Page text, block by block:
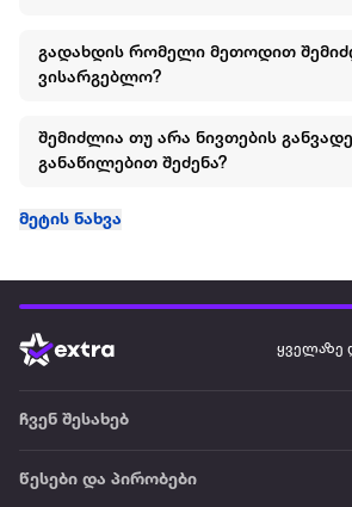
გადახდის რომელი მეთოდით
ვისარგებლო?
შემიძლია თუ არა ნივთების
განაწილებით შეძენა?
მეტის ნახვა
ყველაზე
ჩვენ შესახებ
წესები და პირობები